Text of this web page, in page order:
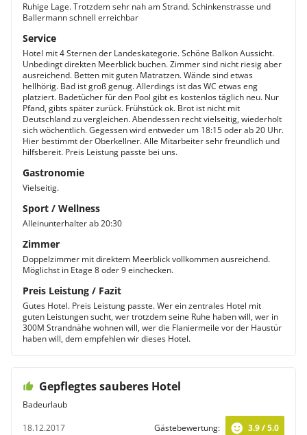
Ruhige Lage. Trotzdem sehr nah am Strand. Schinkenstrasse und
Ballermann schnell erreichbar
Service
Hotel mit 4 Sternen der Landeskategorie. Schöne Balkon Aussicht.
Unbedingt direkten Meerblick buchen. Zimmer sind nicht riesig aber
ausreichend. Betten mit guten Matratzen. Wände sind etwas
hellhörig. Bad ist groß genug. Allerdings ist das WC etwas eng
platziert. Badetücher für den Pool gibt es kostenlos täglich neu. Nur
Pfand, gibts später zurück. Frühstück ok. Brot ist nicht mit
Deutschland zu vergleichen. Abendessen recht vielseitig, wiederholt
sich wöchentlich. Gegessen wird entweder um 18:15 oder ab 20 Uhr.
Hier bestimmt der Oberkellner. Alle Mitarbeiter sehr freundlich und
hilfsbereit. Preis Leistung passte bei uns.
Gastronomie
Vielseitig.
Sport / Wellness
Alleinunterhalter ab 20:30
Zimmer
Doppelzimmer mit direktem Meerblick vollkommen ausreichend.
Möglichst in Etage 8 oder 9 einchecken.
Preis Leistung / Fazit
Gutes Hotel. Preis Leistung passte. Wer ein zentrales Hotel mit
guten Leistungen sucht, wer trotzdem seine Ruhe haben will, wer in
300M Strandnähe wohnen will, wer die Flaniermeile vor der Haustür
haben will, dem empfehlen wir dieses Hotel.
Gepflegtes sauberes Hotel
Badeurlaub
18.12.2017
Gästebewertung: 3.9 / 5.0